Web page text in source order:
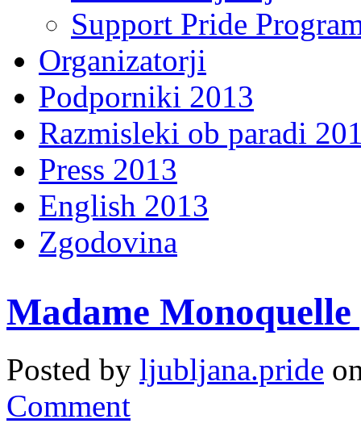
Support Pride
Organizatorji
Podporniki 2013
Razmisleki ob paradi
Press 2013
English 2013
Zgodovina
Madame
Posted by ljubljana.pride
Comment